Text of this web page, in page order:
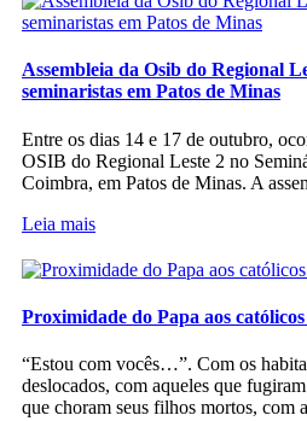
Assembleia da Osib do Regional
seminaristas em Patos de Minas
Entre os dias 14 e 17 de outubro,
OSIB do Regional Leste 2 no
Coimbra, em Patos de Minas. A
Leia mais
Proximidade do Papa aos
“Estou com vocês…”. Com os
deslocados, com aqueles que
que choram seus filhos mortos, com